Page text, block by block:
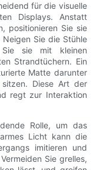
für die visuelle
Displays. Anstatt
positionieren Sie sie
Sie die Stühle
sie mit kleinen
Strandtüchern. Ein
Matte darunter
Diese Art der
regt zur Interaktion
Rolle, um das
Licht kann die
imitieren und
Sie grelles,